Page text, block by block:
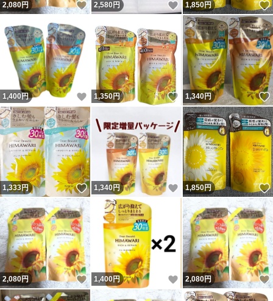
2,080円 いいね！
2,580円 いいね！
1,850円
1,400 円 いいね！
1,350円 いいね！
1,340円
1,333円 いいね！
1,340円 いいね！
1,850円
2,080円 いいね！
1,400円 いいね！
2,080円